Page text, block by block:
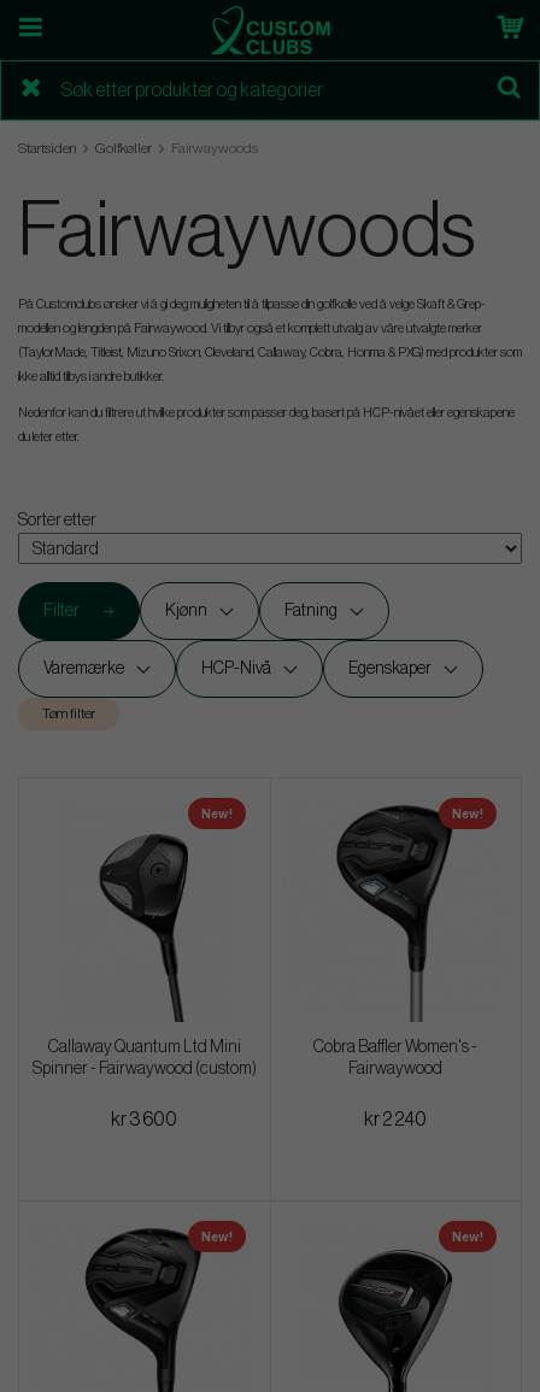
Startsiden Golfkøller Fairwaywoods
Fairwaywoods
På Customclubs ønsker vi å gi deg muligheten til å tilpasse din golfkølle ved å velge Skaft & Grep-
modellen og lengden på Fairwaywood. Vi tilbyr også et komplett utvalg av våre utvalgte merker
(TaylorMade, Titleist, Mizuno Srixon, Cleveland, Callaway, Cobra, Honma & PXG) med produkter som
ikke alltid tilbys i andre butikker.
Nedenfor kan du filtrere ut hvilke produkter som passer deg, basert på HCP-nivået eller egenskapene
du leter etter.
Sorter etter
Filter Kjønn Fatning
Varemærke HCP-Nivå Egenskaper
Tøm filter
New!
Callaway Quantum Ltd Mini
Spinner - Fairwaywood (custom)
kr 3 600
New!
Cobra Baffler Women's -
Fairwaywood
kr 2 240
New! New!